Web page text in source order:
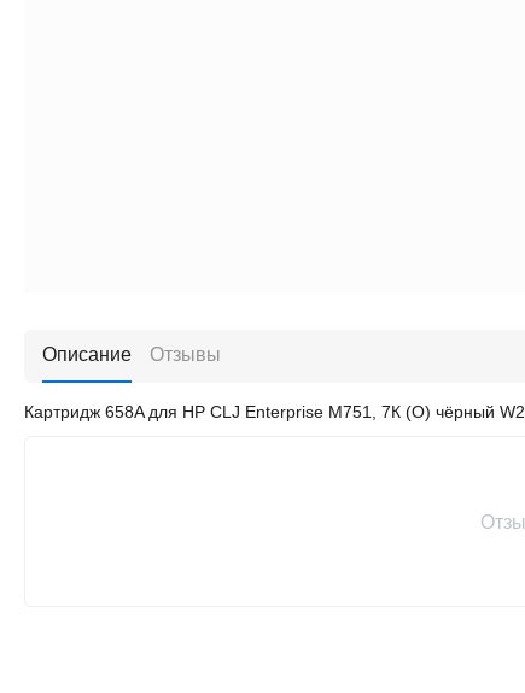
Описание Отзывы
Картридж 658A для HP CLJ Enterprise M751, 7К (О) чёрный